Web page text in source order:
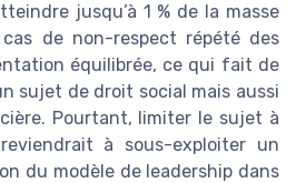
jusqu’à 1 % de la masse
de non-respect répété des
équilibrée, ce qui fait de
sujet de droit social mais aussi
Pourtant, limiter le sujet à
à sous-exploiter un
du modèle de leadership dans